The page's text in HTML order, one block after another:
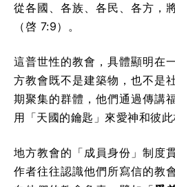
從各國、各族、各民、各方，
（啓 7:9）。
這普世性的教會，具體顯明在
方教會既不是建築物，也不是
期聚集的群體，他們通過傳講
用「天國的鑰匙」來愛神和彼此
地方教會的「成員身份」制度
作者往往認識他們所寫信的教